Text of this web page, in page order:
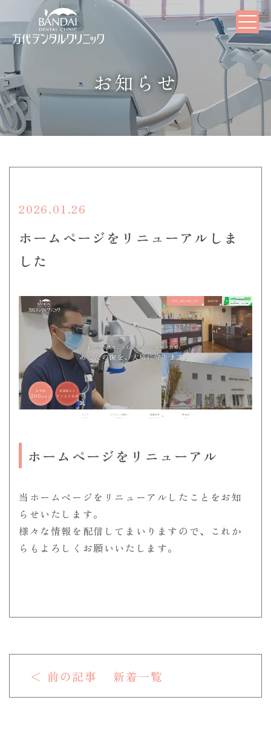
お知らせ
2026.01.26
ホームページをリニューアルしま
した
ホームページをリニューアル
当ホームページをリニューアルしたことをお知
らせいたします。
様々な情報を配信してまいりますので、これか
らもよろしくお願いいたします。
＜ 前の記事 新着一覧